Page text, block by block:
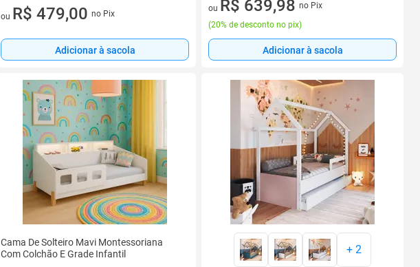
6 vez de R$ 79,83 sem juros
ou R$ 479,00 no Pix
Adicionar à sacola
ou R$ 639,98 no Pix
(20% de desconto no pix)
Adicionar à sacola
Cama De Solteiro Mavi Montessoriana
Com Colchão E Grade Infantil
+ 2